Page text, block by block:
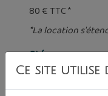
80 € TTC *
*La location
Qté:
Ce site utilise